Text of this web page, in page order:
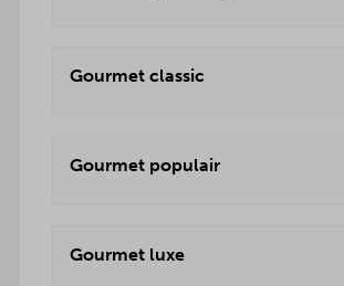
Gourmet classic
Gourmet populair
Gourmet luxe